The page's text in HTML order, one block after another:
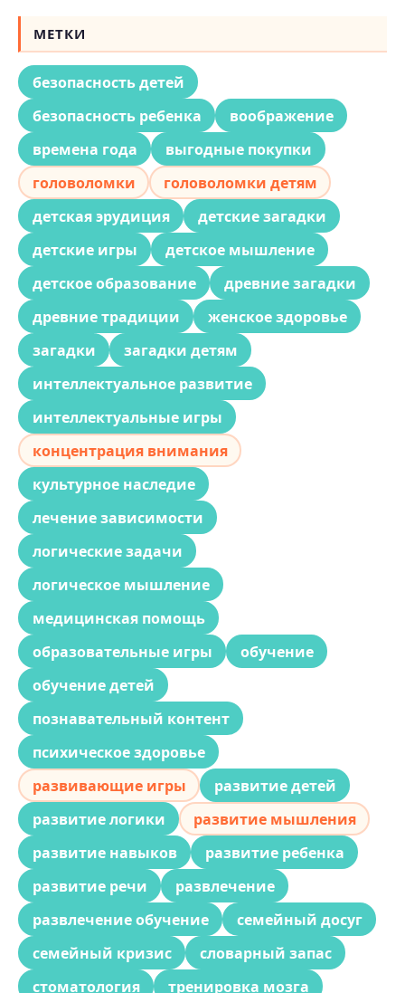
МЕТКИ
безопасность детей
безопасность ребенка
воображение
времена года
выгодные покупки
головоломки
головоломки детям
детская эрудиция
детские загадки
детские игры
детское мышление
детское образование
древние загадки
древние традиции
женское здоровье
загадки
загадки детям
интеллектуальное развитие
интеллектуальные игры
концентрация внимания
культурное наследие
лечение зависимости
логические задачи
логическое мышление
медицинская помощь
образовательные игры
обучение
обучение детей
познавательный контент
психическое здоровье
развивающие игры
развитие детей
развитие логики
развитие мышления
развитие навыков
развитие ребенка
развитие речи
развлечение
развлечение обучение
семейный досуг
семейный кризис
словарный запас
стоматология
тренировка мозга